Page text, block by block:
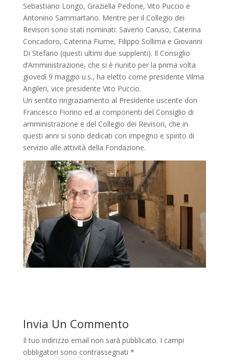
Sebastiano Longo, Graziella Pedone, Vito Puccio e
Antonino Sammartano. Mentre per il Collegio dei
Revisori sono stati nominati: Saverio Caruso, Caterina
Concadoro, Caterina Fiume, Filippo Sollima e Giovanni
Di Stefano (questi ultimi due supplenti). Il Consiglio
d’Amministrazione, che si è riunito per la prima volta
giovedì 9 maggio u.s., ha eletto come presidente Vilma
Angileri, vice presidente Vito Puccio.
Un sentito ringraziamento al Presidente uscente don
Francesco Fiorino ed ai componenti del Consiglio di
amministrazione e del Collegio dei Revisori, che in
questi anni si sono dedicati con impegno e spirito di
servizio alle attività della Fondazione.
Invia Un Commento
Il tuo indirizzo email non sarà pubblicato. I campi
obbligatori sono contrassegnati *